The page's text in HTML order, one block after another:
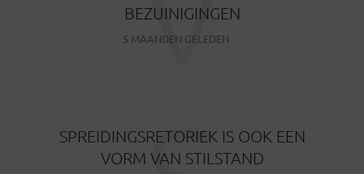
BEZUINIGINGEN
5 MAANDEN GELEDEN
SPREIDINGSRETORIEK IS OOK EEN
VORM VAN STILSTAND